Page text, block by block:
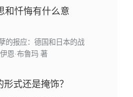
和忏悔有什么意
的报应：德国和日本的战
恩·布鲁玛 著
形式还是掩饰？